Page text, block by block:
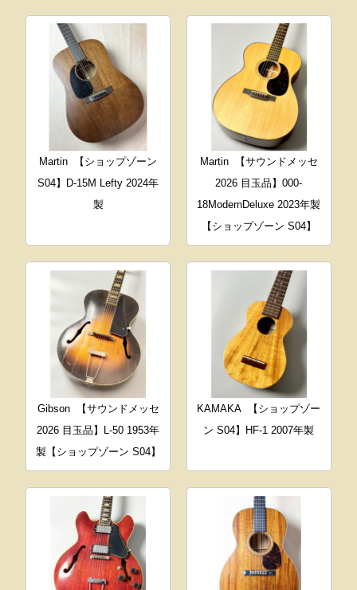
Martin
【ショップゾーン
S04】D-15M Lefty 2024年
製
Martin
【サウンドメッセ
2026 目玉品】000-
18ModernDeluxe 2023年製
【ショップゾーン S04】
Gibson
【サウンドメッセ
2026 目玉品】L-50 1953年
製【ショップゾーン S04】
KAMAKA
【ショップゾー
ン S04】HF-1 2007年製